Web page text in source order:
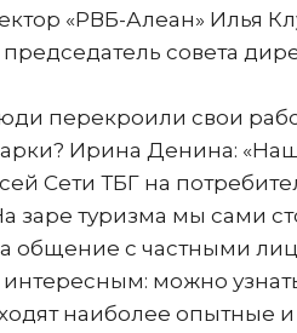
«РВБ-Алеан» Илья
председатель совета
перекроили свои
Ирина Денина:
Сети ТБГ на
заре туризма мы сами
общение с частными
можно
наиболее опытные